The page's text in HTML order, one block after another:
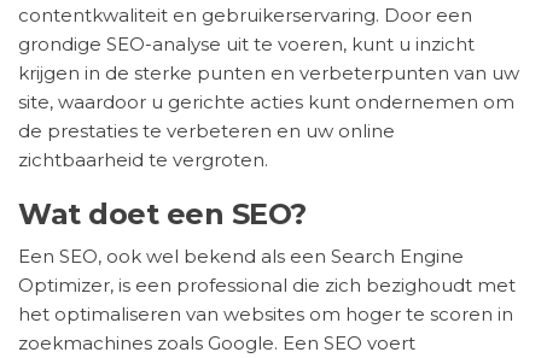
contentkwaliteit en gebruikerservaring. Door een
grondige SEO-analyse uit te voeren, kunt u inzicht
krijgen in de sterke punten en verbeterpunten van uw
site, waardoor u gerichte acties kunt ondernemen om
de prestaties te verbeteren en uw online
zichtbaarheid te vergroten.
Wat doet een SEO?
Een SEO, ook wel bekend als een Search Engine
Optimizer, is een professional die zich bezighoudt met
het optimaliseren van websites om hoger te scoren in
zoekmachines zoals Google. Een SEO voert